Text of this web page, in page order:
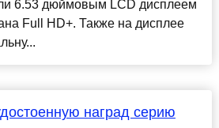
6.53 дюймовым LCD дисплеем
Full HD+. Также на дисплее
наград серию